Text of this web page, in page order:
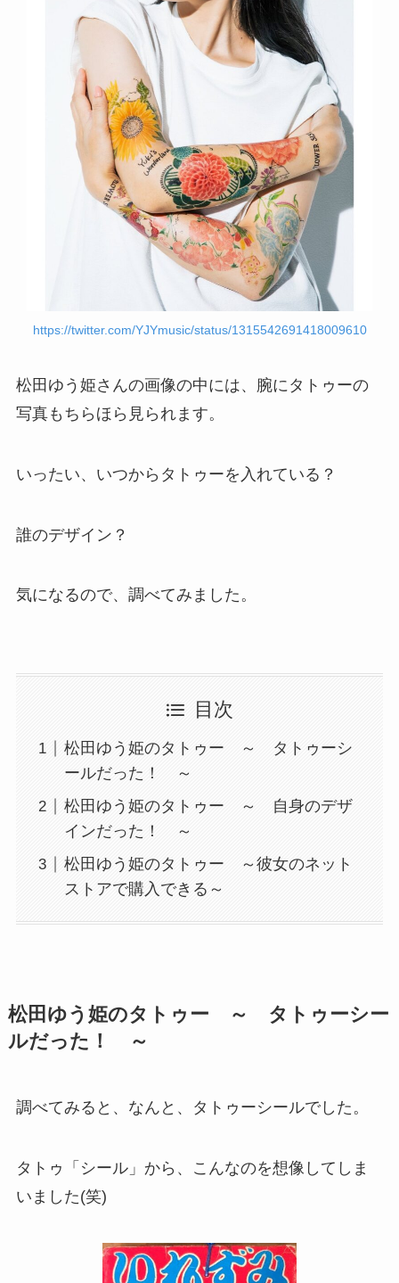
https://twitter.com/YJYmusic/status/1315542691418009610
松田ゆう姫さんの画像の中には、腕にタトゥーの
写真もちらほら見られます。
いったい、いつからタトゥーを入れている？
誰のデザイン？
気になるので、調べてみました。
目次
松田ゆう姫のタトゥー ～ タトゥーシ
ールだった！ ～
松田ゆう姫のタトゥー ～ 自身のデザ
インだった！ ～
松田ゆう姫のタトゥー ～彼女のネット
ストアで購入できる～
松田ゆう姫のタトゥー ～ タトゥーシー
ルだった！ ～
調べてみると、なんと、タトゥーシールでした。
タトゥ「シール」から、こんなのを想像してしま
いました(笑)